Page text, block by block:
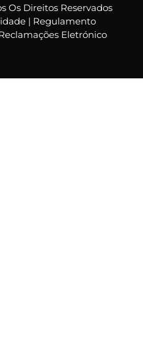
Os Direitos Reservados
| Regulamento
Eletrónico